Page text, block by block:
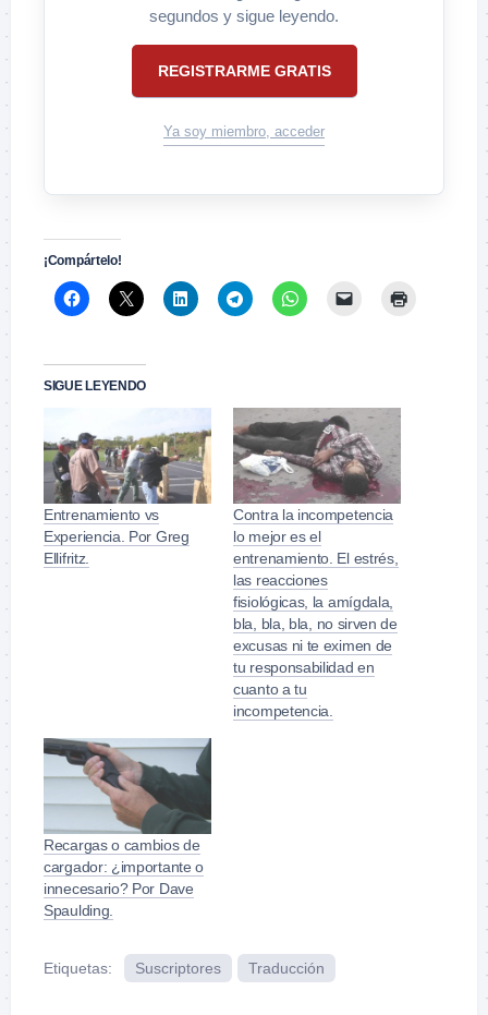
segundos y sigue leyendo.
REGISTRARME GRATIS
Ya soy miembro, acceder
¡Compártelo!
SIGUE LEYENDO
Entrenamiento vs
Experiencia. Por Greg
Ellifritz.
Contra la incompetencia
lo mejor es el
entrenamiento. El estrés,
las reacciones
fisiológicas, la amígdala,
bla, bla, bla, no sirven de
excusas ni te eximen de
tu responsabilidad en
cuanto a tu
incompetencia.
Recargas o cambios de
cargador: ¿importante o
innecesario? Por Dave
Spaulding.
Etiquetas: Suscriptores Traducción